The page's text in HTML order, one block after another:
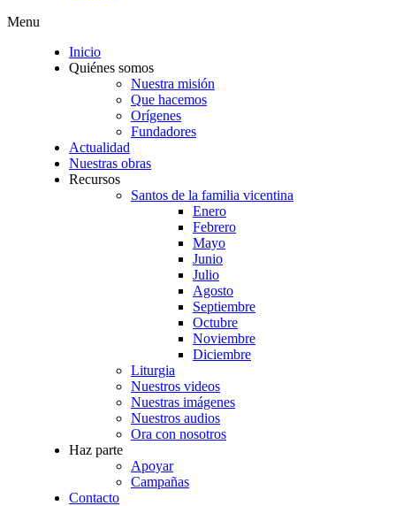
Menu
Inicio
Quiénes somos
Nuestra misión
Que hacemos
Orígenes
Fundadores
Actualidad
Nuestras obras
Recursos
Santos de la familia vicentina
Enero
Febrero
Mayo
Junio
Julio
Agosto
Septiembre
Octubre
Noviembre
Diciembre
Liturgia
Nuestros videos
Nuestras imágenes
Nuestros audios
Ora con nosotros
Haz parte
Apoyar
Campañas
Contacto